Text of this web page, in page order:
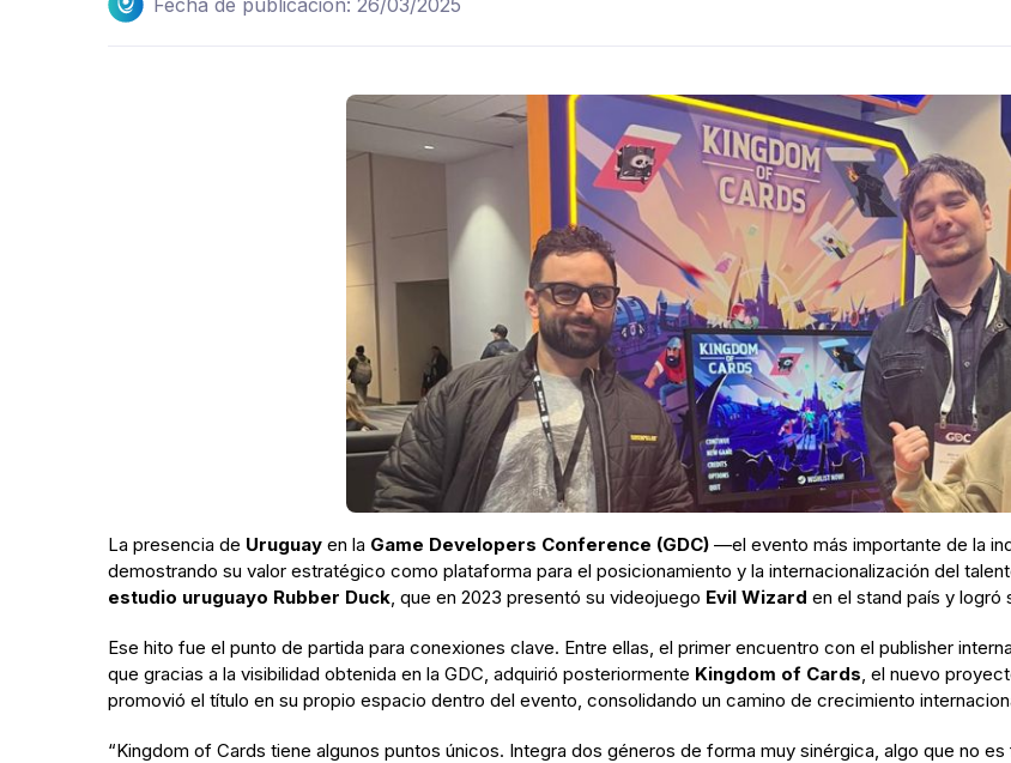
La presencia de Uruguay en la Game Developers Conference (GDC) —el evento más importante de la
demostrando su valor estratégico como plataforma para el posicionamiento y la internacionalización del
estudio uruguayo Rubber Duck, que en 2023 presentó su videojuego Evil Wizard en el stand país y
Ese hito fue el punto de partida para conexiones clave. Entre ellas, el primer encuentro con el publisher
que gracias a la visibilidad obtenida en la GDC, adquirió posteriormente Kingdom of Cards, el nuevo
promovió el título en su propio espacio dentro del evento, consolidando un camino de crecimiento
“Kingdom of Cards tiene algunos puntos únicos. Integra dos géneros de forma muy sinérgica, algo que no